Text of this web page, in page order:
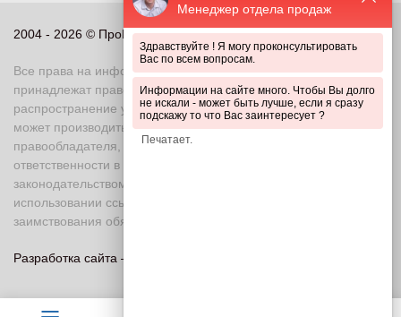
Менеджер отдела продаж
Здравствуйте ! Я могу проконсультировать
Вас по всем вопросам.
Информации на сайте много. Чтобы Вы долго
не искали - может быть лучше, если я сразу
подскажу то что Вас заинтересует ?
2004 - 2026 © ПроПериметр, все права защищены
Все права на информационные и иные материалы сайта
принадлежат правообладателю. Воспроизведение или
распространение указанных материалов в любой форме
может производиться только с письменного разрешения
правообладателя, в противном случае возможно применение
ответственности в соответствии с действующим
законодательством Российской Федерации. При
использовании ссылка на правообладателя и источник
заимствования обязательна
Разработка сайта —